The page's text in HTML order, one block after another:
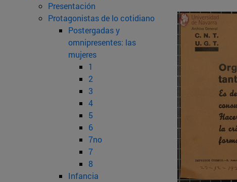
Presentación
Protagonistas de lo cotidiano
Postergadas y
omnipresentes: las
mujeres
1
2
3
4
5
6
7no
7
8
Infancia